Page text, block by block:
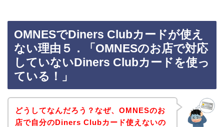
OMNESでDiners Clubカードが使え
ない理由５．「OMNESのお店で対応
していないDiners Clubカードを使っ
ている！」
どうしてなんだろう？なぜ、OMNESのお
店で自分のDiners Clubカード使えないの